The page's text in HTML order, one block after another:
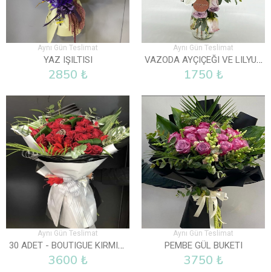
Aynı Gün Teslimat
YAZ IŞILTISI
2850 ₺
Aynı Gün Teslimat
VAZODA AYÇIÇEĞI VE LILYUM
1750 ₺
Aynı Gün Teslimat
30 ADET - BOUTIGUE KIRMIZI GÜL BUKETI
3600 ₺
Aynı Gün Teslimat
PEMBE GÜL BUKETI
3750 ₺